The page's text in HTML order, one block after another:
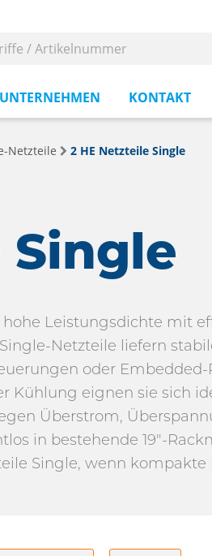
UNTERNEHMEN KONTAKT
Netzteile 2 HE Netzteile Single
Single
Leistungsdichte mit
Netzteile liefern
oder Embedded-
Kühlung eignen sie sich
Überstrom,
in bestehende 19"-
Single, wenn